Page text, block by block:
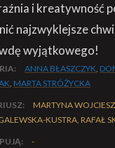
i kreatywność
najzwyklejsze
wyjątkowego!
ANNA BŁASZCZYK,
, MARTA STRÓŻYCKA
MARTYNA
KUSTRA, RAFAŁ
-